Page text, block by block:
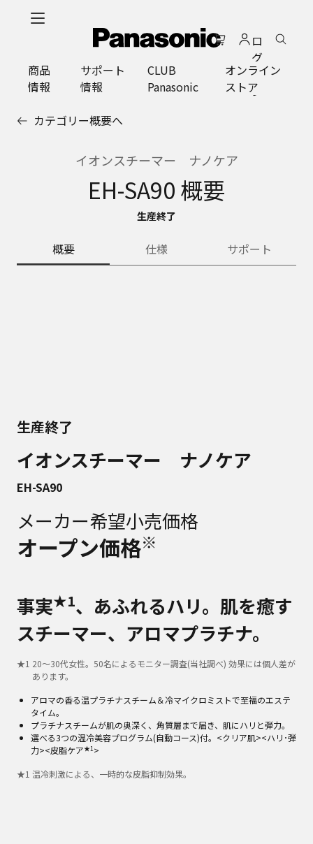
ロ
グ
イ
ン
商品
情報
サポート
情報
CLUB
Panasonic
オンライン
ストア
カテゴリー概要へ
イオンスチーマー ナノケア
EH-SA90 概要
生産終了
概要 仕様 サポート
生産終了
イオンスチーマー ナノケア
EH-SA90
メーカー希望小売価格
オープン価格※
事実★1、あふれるハリ。肌を癒す
スチーマー、アロマプラチナ。
★1 20～30代女性。50名によるモニター調査(当社調べ) 効果には個人差が
あります。
アロマの香る温プラチナスチーム＆冷マイクロミストで至福のエステ
タイム。
プラチナスチームが肌の奥深く、角質層まで届き、肌にハリと弾力。
選べる3つの温冷美容プログラム(自動コース)付。<クリア肌><ハリ･弾
力><皮脂ケア★1 >
★1 温冷刺激による、一時的な皮脂抑制効果。